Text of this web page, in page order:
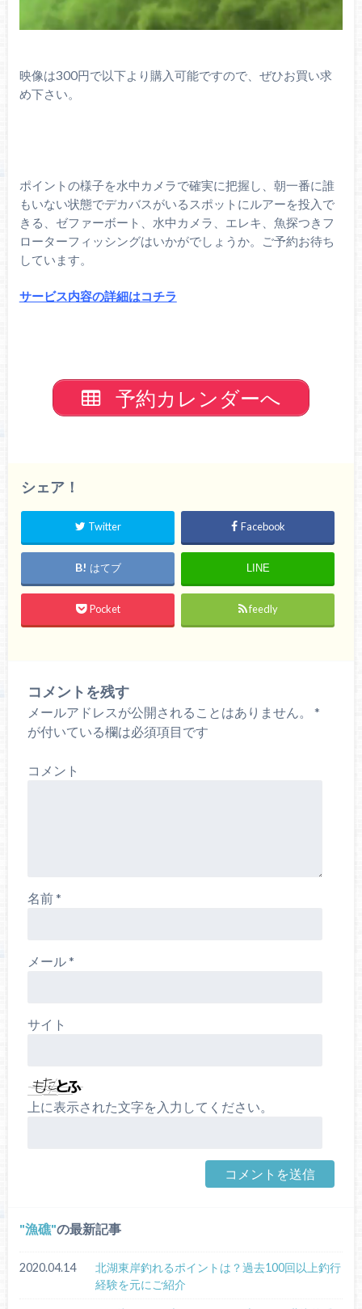
映像は300円で以下より購入可能ですので、ぜひお買い求
め下さい。
ポイントの様子を水中カメラで確実に把握し、朝一番に誰
もいない状態でデカバスがいるスポットにルアーを投入で
きる、ゼファーボート、水中カメラ、エレキ、魚探つきフ
ローターフィッシングはいかがでしょうか。ご予約お待ち
しています。
サービス内容の詳細はコチラ
予約カレンダーへ
シェア！
Twitter Facebook
はてブ LINE
Pocket feedly
コメントを残す
メールアドレスが公開されることはありません。
*
が付いている欄は必須項目です
コメント
名前*
メール*
サイト
上に表示された文字を入力してください。
漁礁 の最新記事
2020.04.14
北湖東岸釣れるポイントは？過去100回以上釣行
経験を元にご紹介